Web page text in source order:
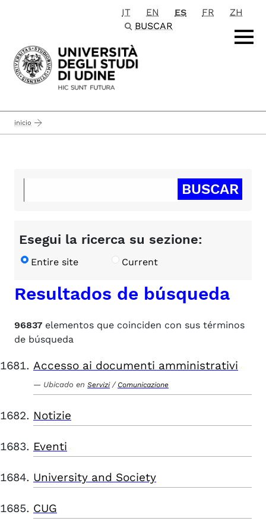
Passa al contenuto principale
IT EN ES FR
ZH
BUSCAR
inicio
Esegui la ricerca su sezione:
Entire site Current
Resultados de búsqueda
96837 elementos que coinciden con sus términos
de búsqueda
Accesso ai documenti amministrativi
Ubicado en Servizi / Comunicazione
Notizie
Eventi
University and Society
CUG